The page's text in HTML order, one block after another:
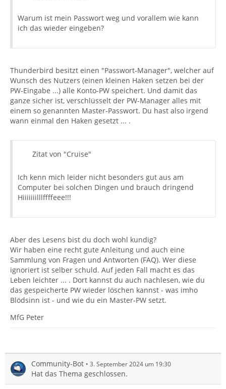
Warum ist mein Passwort weg und vorallem wie kann
ich das wieder eingeben?
Thunderbird besitzt einen "Passwort-Manager", welcher auf
Wunsch des Nutzers (einen kleinen Haken setzen bei der
PW-Eingabe ...) alle Konto-PW speichert. Und damit das
ganze sicher ist, verschlüsselt der PW-Manager alles mit
einem so genannten Master-Passwort. Du hast also irgend
wann einmal den Haken gesetzt ... .
Zitat von "Cruise"
Ich kenn mich leider nicht besonders gut aus am
Computer bei solchen Dingen und brauch dringend
Hiiiiiiilllffffeee!!!
Aber des Lesens bist du doch wohl kundig?
Wir haben eine recht gute Anleitung und auch eine
Sammlung von Fragen und Antworten (FAQ). Wer diese
ignoriert ist selber schuld. Auf jeden Fall macht es das
Leben leichter ... . Dort kannst du auch nachlesen, wie du
das gespeicherte PW wieder löschen kannst - was imho
Blödsinn ist - und wie du ein Master-PW setzt.
MfG Peter
Community-Bot 3. September 2024 um 19:30
Hat das Thema geschlossen.